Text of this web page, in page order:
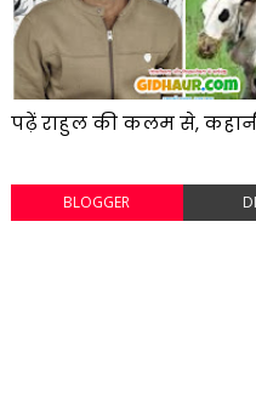
पढ़ें राहुल की कलम से,
BLOGGER